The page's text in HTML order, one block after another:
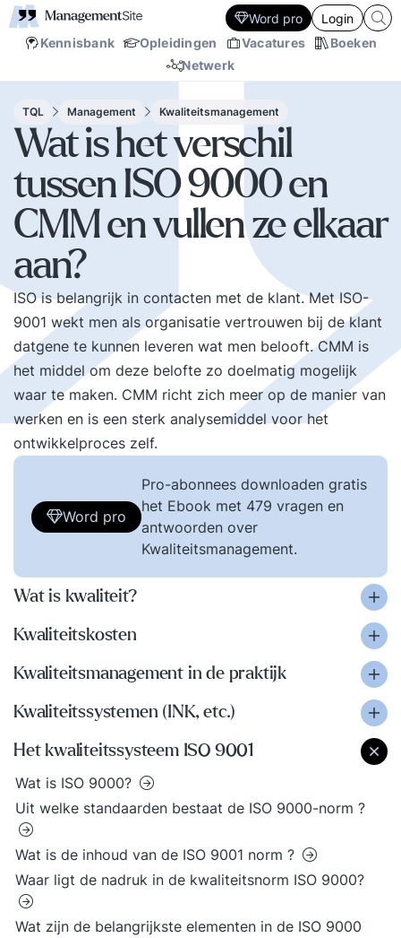
Kennisbank Opleidingen Vacatures
Boeken
Netwerk
Word pro Login
TQL Management Kwaliteitsmanagement
Wat is het verschil
tussen ISO 9000 en
CMM en vullen ze elkaar
aan?
ISO is belangrijk in contacten met de klant. Met ISO-
9001 wekt men als organisatie vertrouwen bij de klant
datgene te kunnen leveren wat men belooft. CMM is
het middel om deze belofte zo doelmatig mogelijk
waar te maken. CMM richt zich meer op de manier van
werken en is een sterk analysemiddel voor het
ontwikkelproces zelf.
Word pro
Pro-abonnees downloaden gratis
het Ebook met 479 vragen en
antwoorden over
Kwaliteitsmanagement.
Wat is kwaliteit?
Kwaliteitskosten
Kwaliteitsmanagement in de praktijk
Kwaliteitssystemen (INK, etc.)
Het kwaliteitssysteem ISO 9001
Wat is ISO 9000?
Uit welke standaarden bestaat de ISO 9000-norm ?
Wat is de inhoud van de ISO 9001 norm ?
Waar ligt de nadruk in de kwaliteitsnorm ISO 9000?
Wat zijn de belangrijkste elementen in de ISO 9000